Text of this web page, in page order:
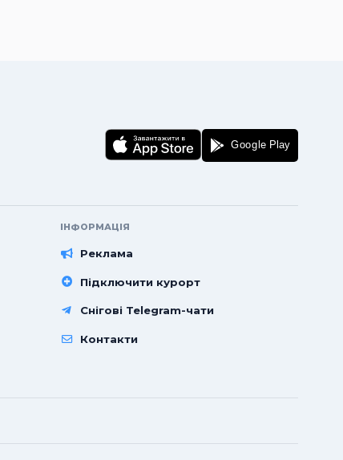
ІНФОРМАЦІЯ
Реклама
Підключити курорт
Снігові Telegram-чати
Контакти